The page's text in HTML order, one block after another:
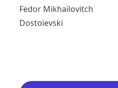
Fedor Mikhaïlovitch
Dostoïevski